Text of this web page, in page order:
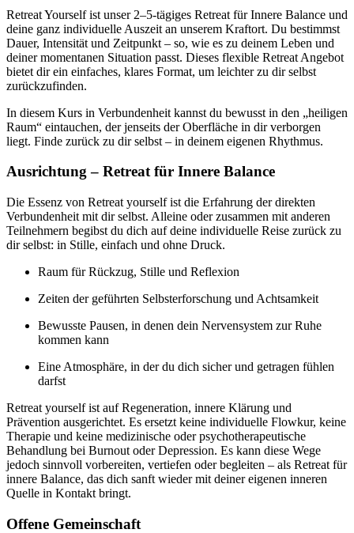
Retreat Yourself ist unser 2–5-tägiges Retreat für Innere Balance und
deine ganz individuelle Auszeit an unserem Kraftort. Du bestimmst
Dauer, Intensität und Zeitpunkt – so, wie es zu deinem Leben und
deiner momentanen Situation passt. Dieses flexible Retreat Angebot
bietet dir ein einfaches, klares Format, um leichter zu dir selbst
zurückzufinden.
In diesem Kurs in Verbundenheit kannst du bewusst in den „heiligen
Raum“ eintauchen, der jenseits der Oberfläche in dir verborgen
liegt. Finde zurück zu dir selbst – in deinem eigenen Rhythmus.
Ausrichtung – Retreat für Innere Balance
Die Essenz von Retreat yourself ist die Erfahrung der direkten
Verbundenheit mit dir selbst. Alleine oder zusammen mit anderen
Teilnehmern begibst du dich auf deine individuelle Reise zurück zu
dir selbst: in Stille, einfach und ohne Druck.
Raum für Rückzug, Stille und Reflexion
Zeiten der geführten Selbsterforschung und Achtsamkeit
Bewusste Pausen, in denen dein Nervensystem zur Ruhe
kommen kann
Eine Atmosphäre, in der du dich sicher und getragen fühlen
darfst
Retreat yourself ist auf Regeneration, innere Klärung und
Prävention ausgerichtet. Es ersetzt keine individuelle Flowkur, keine
Therapie und keine medizinische oder psychotherapeutische
Behandlung bei Burnout oder Depression. Es kann diese Wege
jedoch sinnvoll vorbereiten, vertiefen oder begleiten – als Retreat für
innere Balance, das dich sanft wieder mit deiner eigenen inneren
Quelle in Kontakt bringt.
Offene Gemeinschaft